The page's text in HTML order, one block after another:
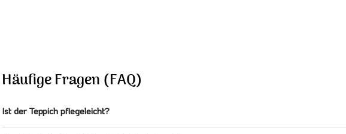
Häufige Fragen (FAQ)
Ist der Teppich pflegeleicht?